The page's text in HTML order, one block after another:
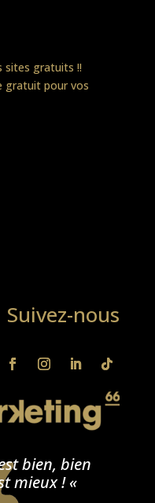
sites gratuits !!
gratuit pour vos
Suivez-nous
bien, bien
mieux ! «